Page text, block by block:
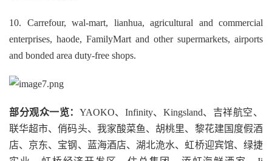
10. Carrefour, wal-mart, lianhua, agricultural and commercial
enterprises, haode, FamilyMart and other supermarkets, airports
and bonded area duty-free shops.
部分观众一览： YAOKO、Infinity、Kingsland、吉祥航空、
联华超市、俏码头、我家酸菜鱼、胡桃里、黎花建国度假酒
店、京东、宝钢、蓝海酒店、湖北洈水、虹桥迎宾馆、绿捷